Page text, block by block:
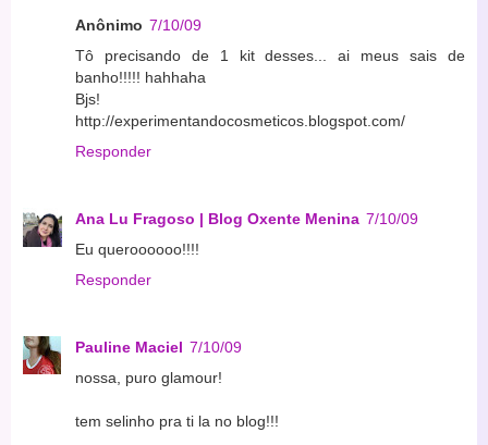
Anônimo 7/10/09
Tô precisando de 1 kit desses... ai meus sais de
banho!!!!! hahhaha
Bjs!
http://experimentandocosmeticos.blogspot.com/
Responder
Ana Lu Fragoso | Blog Oxente Menina 7/10/09
Eu queroooooo!!!!
Responder
Pauline Maciel 7/10/09
nossa, puro glamour!
tem selinho pra ti la no blog!!!